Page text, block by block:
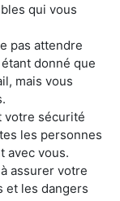
qui vous
pas attendre
donné que
mais vous
votre sécurité
les personnes
avec vous.
assurer votre
et les dangers